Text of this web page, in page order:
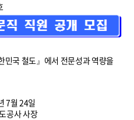
민국 철도』에서 전문성과 역량을
7월 24일
공사 사장